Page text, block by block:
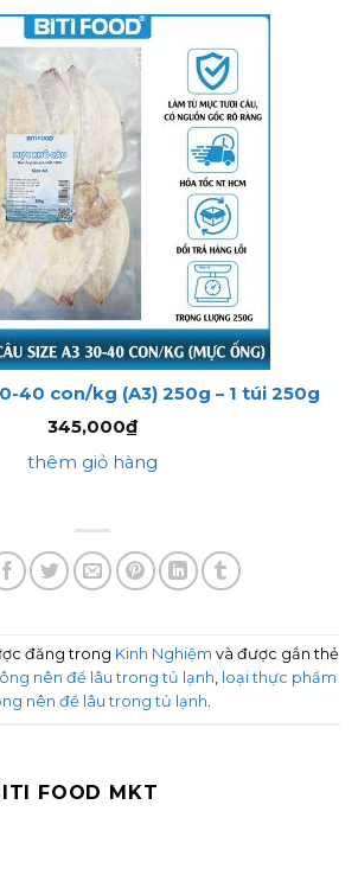
40 con/kg (A3) 250g – 1 túi 250g
345,000₫
thêm giỏ hàng
đăng trong Kinh Nghiệm và được gắn thẻ
nên để lâu trong tủ lạnh, loại thực phẩm
nên để lâu trong tủ lạnh.
FOOD MKT